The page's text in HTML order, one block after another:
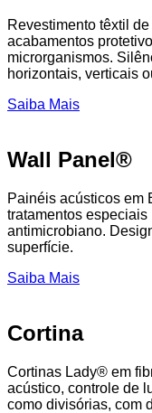
Revestimento têxtil
acabamentos
microrganismos.
horizontais, verticais
Saiba Mais
Wall Panel®
Painéis acústicos em
tratamentos
antimicrobiano.
superfície.
Saiba Mais
Cortina
Cortinas Lady® em
acústico, controle de
como divisórias, com